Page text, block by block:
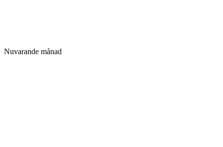
Nuvarande månad